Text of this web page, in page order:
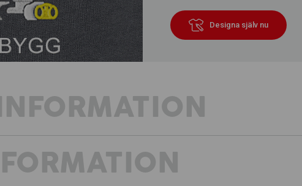
Designa själv nu
Ren bomullskomfort
Tidlös, diskret och absolut bekväm: e.s.